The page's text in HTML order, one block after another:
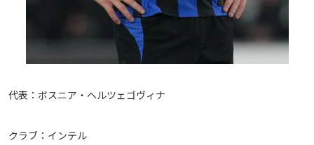
代表：ボスニア・ヘルツェゴヴィナ
クラブ：インテル